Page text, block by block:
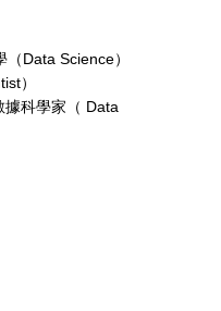
Data Science）
）
據科學家（ Data